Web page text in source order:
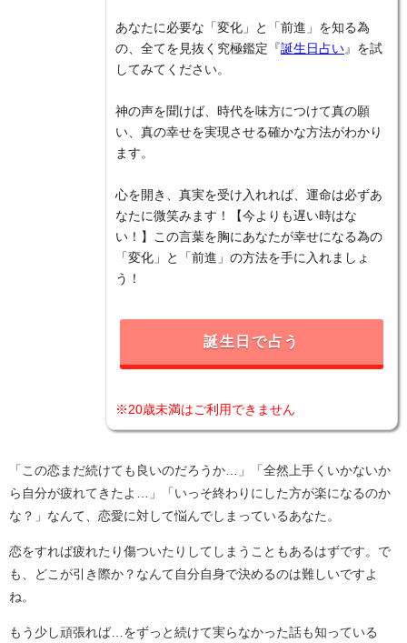
あなたに必要な「変化」と「前進」を知る為
の、全てを見抜く究極鑑定『誕生日占い 』を試
してみてください。
神の声を聞けば、時代を味方につけて真の願
い、真の幸せを実現させる確かな方法がわかり
ます。
心を開き、真実を受け入れれば、運命は必ずあ
なたに微笑みます！【今よりも遅い時はな
い！】この言葉を胸にあなたが幸せになる為の
「変化」と「前進」の方法を手に入れましょ
う！
誕生日で占う
※20歳未満はご利用できません
「この恋まだ続けても良いのだろうか…」「全然上手くいかないか
ら自分が疲れてきたよ…」「いっそ終わりにした方が楽になるのか
な？」なんて、恋愛に対して悩んでしまっているあなた。
恋をすれば疲れたり傷ついたりしてしまうこともあるはずです。で
も、どこが引き際か？なんて自分自身で決めるのは難しいですよ
ね。
もう少し頑張れば…をずっと続けて実らなかった話も知っている